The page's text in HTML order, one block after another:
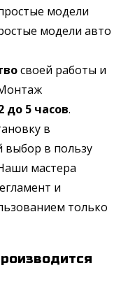
модели
модели авто
своей работы и
до 5 часов.
в
выбор в пользу
мастера
и
только